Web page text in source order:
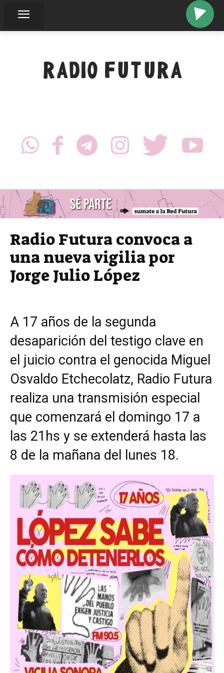
RADIO FUTURA
Radio Futura convoca a
una nueva vigilia por
Jorge Julio López
A 17 años de la segunda
desaparición del testigo clave en
el juicio contra el genocida Miguel
Osvaldo Etchecolatz, Radio Futura
realiza una transmisión especial
que comenzará el domingo 17 a
las 21hs y se extenderá hasta las
8 de la mañana del lunes 18.